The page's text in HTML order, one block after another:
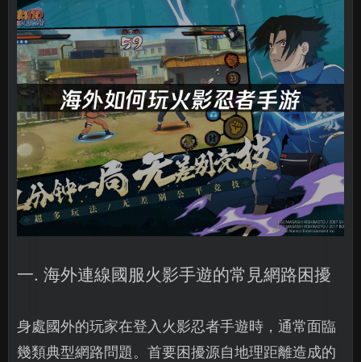
一. 海外連線國服火影手遊的常見網路困擾
身處國外的玩家在登入火影忍者手遊時，通常面臨
幾類典型網路問題。首要困擾源自地理距離造成的